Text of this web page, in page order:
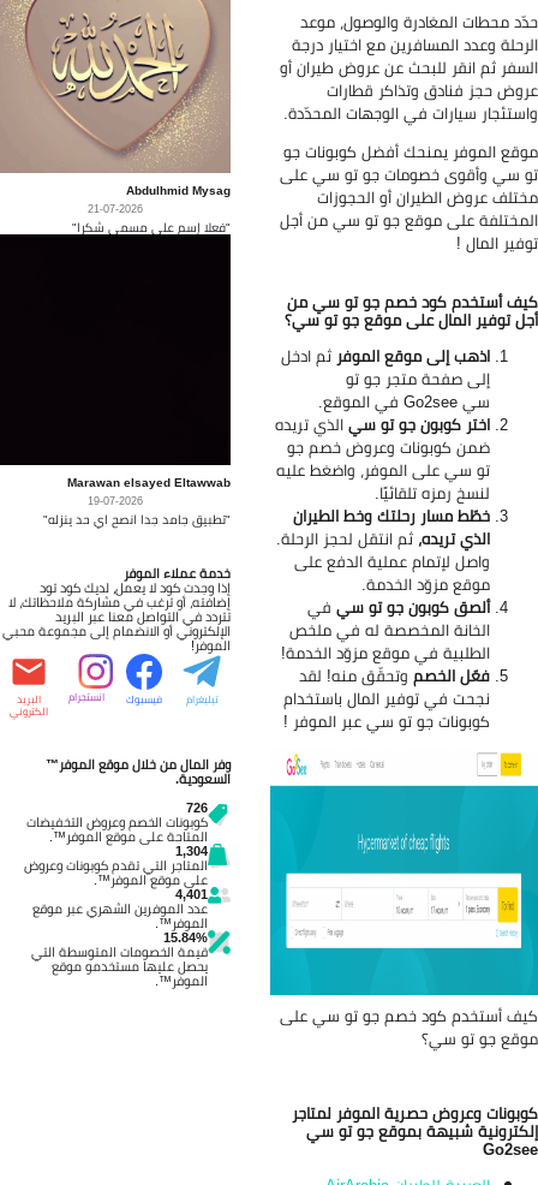
محطات المغادرة والوصول، موعد
وعدد المسافرين مع اختيار درجة
ثم انقر للبحث عن عروض طيران أو
حجز فنادق وتذاكر قطارات
سيارات في الوجهات المحدّدة.
الموفر يمنحك أفضل كوبونات جو
سي وأقوى خصومات جو تو سي على
عروض الطيران أو الحجوزات
على موقع جو تو سي من أجل
المال !
أستخدم كود خصم جو تو سي من
توفير المال على موقع جو تو سي؟
اذهب إلى موقع الموفرثم ادخل
إلى صفحة متجر جو تو
سي Go2see في الموقع.
اختر كوبون جو تو سيالذي تريده
ضمن كوبونات وعروض خصم جو
تو سي على الموفر، واضغط عليه
لنسخ رمزه تلقائيًا.
خطّط مسار رحلتك وخط الطيران
الذي تريده،ثم انتقل لحجز الرحلة.
واصل لإتمام عملية الدفع على
موقع مزوّد الخدمة.
ألصق كوبون جو تو سيفي
الخانة المخصصة له في ملخص
الطلبية في موقع مزوّد الخدمة!
فعّل الخصموتحقّق منه! لقد
نجحت في توفير المال باستخدام
كوبونات جو تو سي عبر الموفر !
أستخدم كود خصم جو تو سي على
جو تو سي؟
وعروض حصرية الموفر لمتاجر
شبيهة بموقع جو تو سي
Abdulhmid Mysag
21-07-2026
"فعلا إسم على مسمى شكرا"
Marawan elsayed Eltawwab
19-07-2026
"تطبيق جامد جدا انصح اي حد ينزله"
خدمة عملاء الموفر
إذا وجدت كود لا يعمل، لديك كود تود
إضافته، أو ترغب في مشاركة ملاحظاتك، لا
تتردد في التواصل معنا عبر البريد
الإلكتروني أو الانضمام إلى مجموعة محبي
الموفر!
تيليغرام فيسبوك انستجرام البريد
الكتروني
وفر المال من خلال موقع الموفر™
السعودية.
726
كوبونات الخصم وعروض التخفيضات
المتاحة على موقع الموفر™.
1,304
المتاجر التي تقدم كوبونات وعروض
على موقع الموفر™.
4,401
عدد الموفرين الشهري عبر موقع
الموفر™.
15.84%
قيمة الخصومات المتوسطة التي
يحصل عليها مستخدمو موقع
الموفر™.